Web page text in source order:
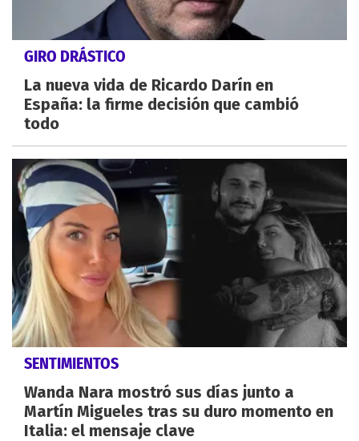
GIRO DRÁSTICO
La nueva vida de Ricardo Darín en
España: la firme decisión que cambió
todo
SENTIMIENTOS
Wanda Nara mostró sus días junto a
Martín Migueles tras su duro momento en
Italia: el mensaje clave